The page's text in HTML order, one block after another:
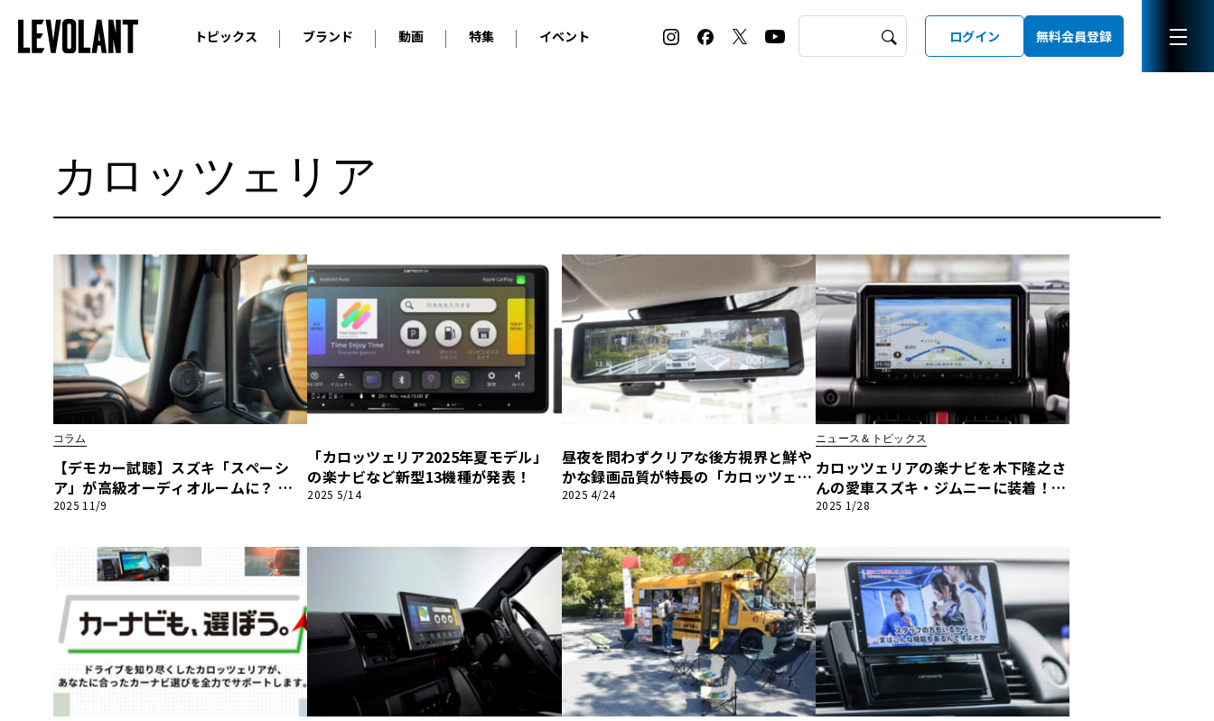
トピックス
コラム
ブランド
ベントレー
ケータハム
ランドローバー
ロータス
マクラーレン
MINI
モーガン
ロールス・ロイス
ボルボ
キャデラック
シボレー
ジープ
テスラ
ヒョンデ
BYD
その他
ダイハツ
スズキ
その他
動画 特集 イベント ログイン 無料会員登録
カロッツェリア
コラム
【デモカー試聴】スズキ「スペーシ
ア」が高級オーディオルームに？ カ
ロッツェリア新「Fシリーズ」の衝撃
2025 11/9
「カロッツェリア2025年夏モデル」
の楽ナビなど新型13機種が発表！
2025 5/14
昼夜を問わずクリアな後方視界と鮮や
かな録画品質が特長の「カロッツェリ
ア デジタルミラー型ドライブレコー
2025 4/24
ニュース＆トピックス
カロッツェリアの楽ナビを木下隆之さ
んの愛車スズキ・ジムニーに装着！
車内が一層快適な空間に！
2025 1/28